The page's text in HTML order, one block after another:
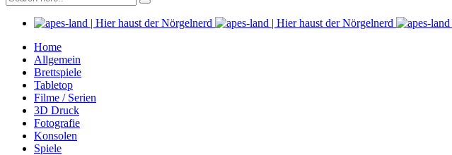
Home
Allgemein
Brettspiele
Tabletop
Filme / Serien
3D Druck
Fotografie
Konsolen
Spiele